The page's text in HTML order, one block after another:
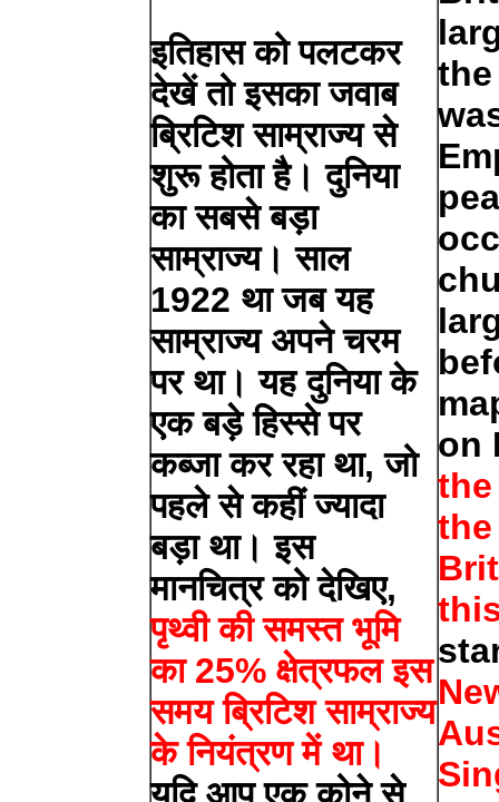
इतिहास को पलटकर
देखें तो इसका जवाब
ब्रिटिश साम्राज्य से
शुरू होता है। दुनिया
का सबसे बड़ा
साम्राज्य। साल
1922 था जब यह
साम्राज्य अपने चरम
पर था। यह दुनिया के
एक बड़े हिस्से पर
कब्जा कर रहा था, जो
पहले से कहीं ज्यादा
बड़ा था। इस
मानचित्र को देखिए,
पृथ्वी की समस्त भूमि
का 25% क्षेत्रफल इस
समय ब्रिटिश साम्राज्य
के नियंत्रण में था।
on